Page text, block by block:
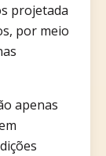
projetada
por meio
apenas